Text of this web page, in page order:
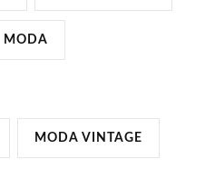
MODA
MODA VINTAGE